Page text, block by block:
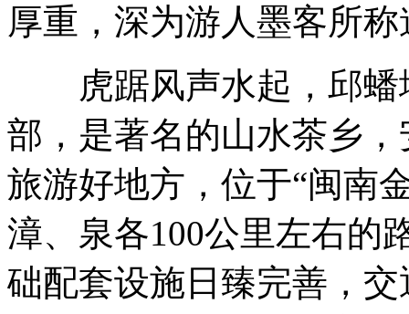
厚重，深为游人墨客所称
虎踞风声水起，邱蟠
部，是著名的山水茶乡
旅游好地方，位于“闽南
漳、泉各100公里左右的
础配套设施日臻完善，